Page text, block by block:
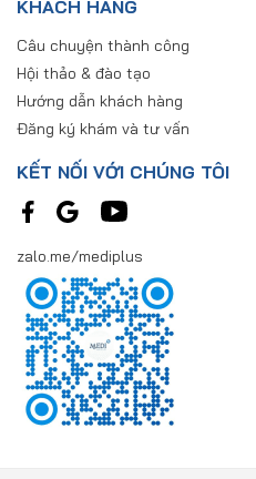
KHÁCH HÀNG
Câu chuyện thành công
Hội thảo & đào tạo
Hướng dẫn khách hàng
Đăng ký khám và tư vấn
KẾT NỐI VỚI CHÚNG TÔI
zalo.me/mediplus